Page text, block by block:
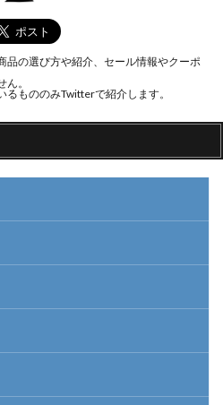
品の選び方や紹介、セール情報やクーポ
。
もののみTwitterで紹介します。